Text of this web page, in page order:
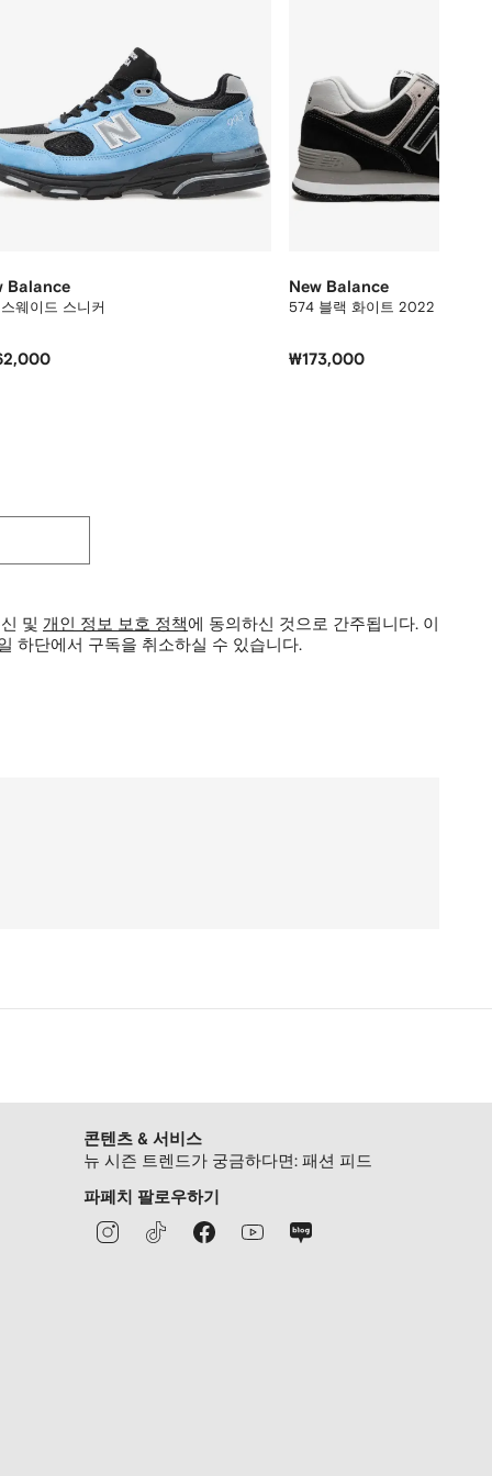
Balance
웨이드 스니커
New Balance
574 블랙 화이트 2022 스니커
₩173,000
및 개인 정보 보호 정책에 동의하신 것으로 간주됩니다. 이
하단에서 구독을 취소하실 수 있습니다.
콘텐츠 & 서비스
뉴 시즌 트렌드가 궁금하다면: 패션 피드
파페치 팔로우하기